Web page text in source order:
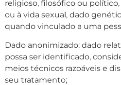
religioso, filosófico ou
ou à vida sexual, dado
quando vinculado a uma
Dado anonimizado: dado
possa ser identificado,
meios técnicos razoáveis e
seu tratamento;